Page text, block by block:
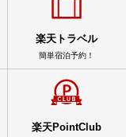
楽天トラベル
簡単宿泊予約！
楽天PointClub